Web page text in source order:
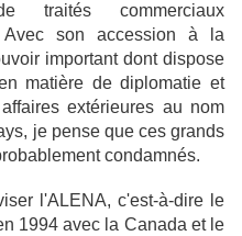
traités commerciaux
Avec son accession à la
important dont dispose
matière de diplomatie et
extérieures au nom
je pense que ces grands
condamnés.
l'ALENA, c'est-à-dire le
1994 avec la Canada et le